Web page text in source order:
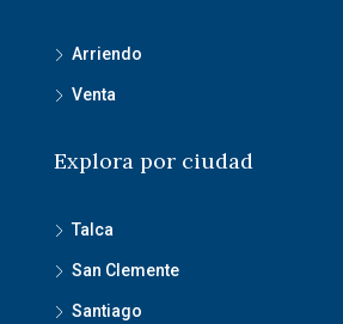
Arriendo
Venta
Explora por ciudad
Talca
San Clemente
Santiago